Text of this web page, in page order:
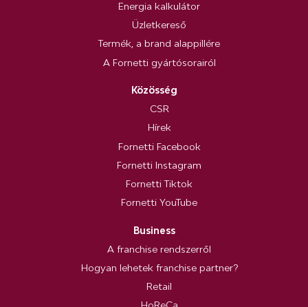
Energia kalkulátor
Üzletkereső
Termék, a brand alappillére
A Fornetti gyártósorairól
Közösség
CSR
Hírek
Fornetti Facebook
Fornetti Instagram
Fornetti Tiktok
Fornetti YouTube
Business
A franchise rendszerről
Hogyan lehetek franchise partner?
Retail